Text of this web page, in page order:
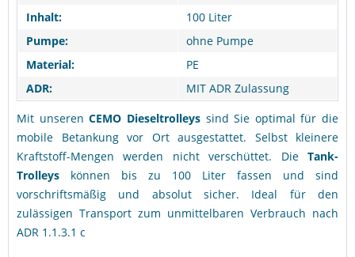
Inhalt:
100 Liter
Pumpe:
ohne Pumpe
Material:
PE
ADR:
MIT ADR Zulassung
Mit unserenCEMO Dieseltrolleyssind Sie optimal für die
mobile Betankung vor Ort ausgestattet. Selbst kleinere
Kraftstoff-Mengen werden nicht verschüttet. Die Tank-
Trolleys können bis zu 100 Liter fassen und sind
vorschriftsmäßig und absolut sicher. Ideal für den
zulässigen Transport zum unmittelbaren Verbrauch nach
ADR 1.1.3.1 c